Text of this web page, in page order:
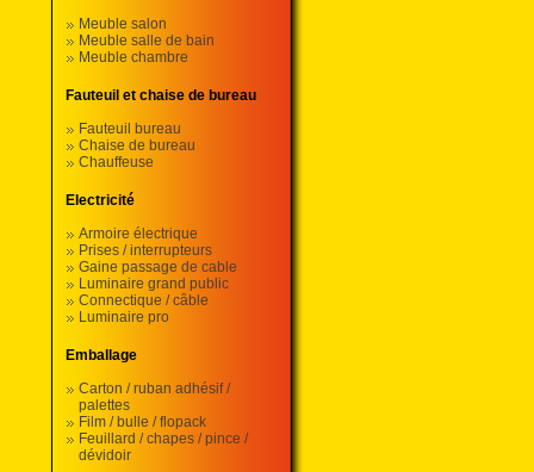
Meuble salon
Meuble salle de bain
Meuble chambre
Fauteuil et chaise de bureau
Fauteuil bureau
Chaise de bureau
Chauffeuse
Electricité
Armoire électrique
Prises / interrupteurs
Gaine passage de cable
Luminaire grand public
Connectique / câble
Luminaire pro
Emballage
Carton / ruban adhésif /
palettes
Film / bulle / flopack
Feuillard / chapes / pince /
dévidoir